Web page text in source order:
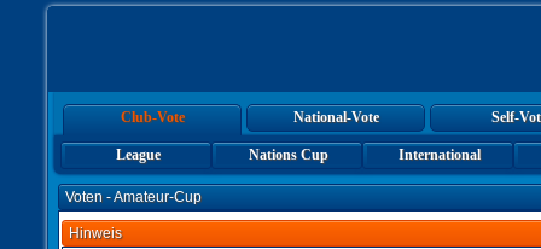
Club-Vote National-Vote Self-
League Nations Cup International
Voten - Amateur-Cup
Hinweis